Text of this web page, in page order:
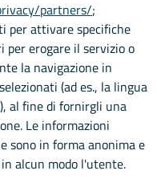
partners/;
per attivare specifiche
per erogare il servizio o
la navigazione in
(ad es., la lingua
al fine di fornirgli una
Le informazioni
sono in forma anonima e
alcun modo l'utente.